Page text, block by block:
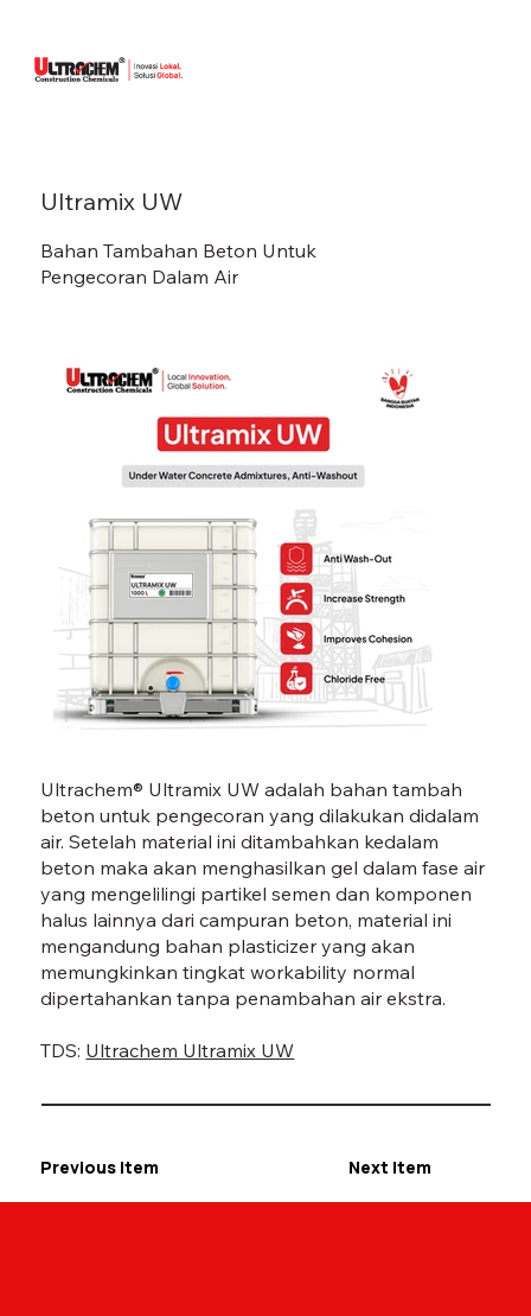
Ultramix UW
Bahan Tambahan Beton Untuk
Pengecoran Dalam Air
ULTRAMIX UW-06.jpg
Ultrachem® Ultramix UW adalah bahan tambah
beton untuk pengecoran yang dilakukan didalam
air. Setelah material ini ditambahkan kedalam
beton maka akan menghasilkan gel dalam fase air
yang mengelilingi partikel semen dan komponen
halus lainnya dari campuran beton, material ini
mengandung bahan plasticizer yang akan
memungkinkan tingkat workability normal
dipertahankan tanpa penambahan air ekstra.
TDS: Ultrachem Ultramix UW
Previous Item Next Item